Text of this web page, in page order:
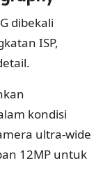
dibekali
ISP,
kondisi
ultra-wide
12MP untuk